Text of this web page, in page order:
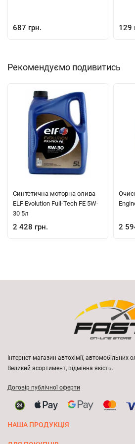
687 грн. 129
Рекомендуємо подивитись
Синтетична моторна олива
ELF Evolution Full-Tech FE 5W-
30 5л
2 428 грн. 2
Інтернет-магазин автохімії, автомобільних
Великий асортимент, відмінна якість.
Договір публічної оферти
НАША ПРОДУКЦІЯ